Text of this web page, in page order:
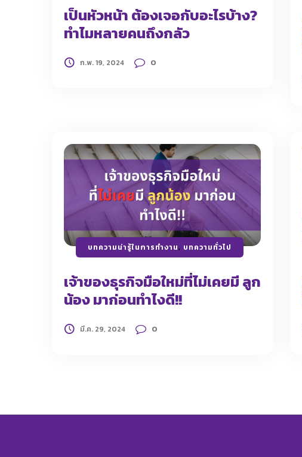
เป็นหัวหน้า ต้องเจอกับอะไรบ้าง?
ทำไมหลายคนถึงกลัว
ก.พ. 19, 2024 0
บทความน่ารู้ในการทำงาน, บทความทั่วไป
เจ้าของธุรกิจมือใหม่ที่ไม่เคยมี ลูก
น้อง มาก่อนทำไงดี!!
มี.ค. 29, 2024 0